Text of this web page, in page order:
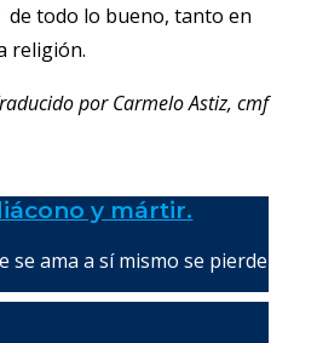
todo lo bueno, tanto en
religión.
por Carmelo Astiz, cmf
y mártir.
se ama a sí mismo se pierde